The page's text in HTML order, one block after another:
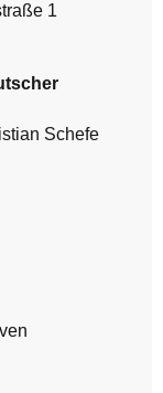
1
Schefe